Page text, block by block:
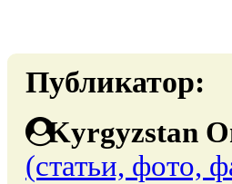
Публикатор:
Kyrgyzstan
(статьи, фото,